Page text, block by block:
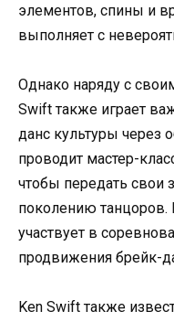
элементов, спины и
выполняет с
Однако наряду с
Swift также играет
данс культуры через
проводит мастер-
чтобы передать
поколению танцоров.
участвует в
продвижения брейк-
Ken Swift также